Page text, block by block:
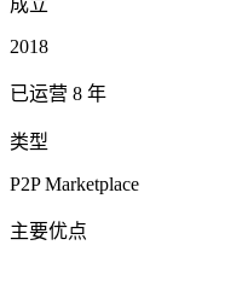
2018
已运营 8 年
类型
P2P Marketplace
主要优点